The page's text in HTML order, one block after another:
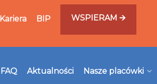
Kariera BIP WSPIERAM 🡪
FAQ Aktualności Nasze placówki